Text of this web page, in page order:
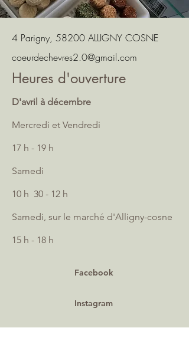
4 Parigny, 58200 ALLIGNY COSNE
coeurdechevres2.0@gmail.com
Heures d'ouverture
D'avril à décembre
Mercredi et Vendredi
17 h - 19 h
Samedi
10 h 30 - 12 h
Samedi, sur le marché d'Alligny-cosne
15 h - 18 h
Facebook
Instagram